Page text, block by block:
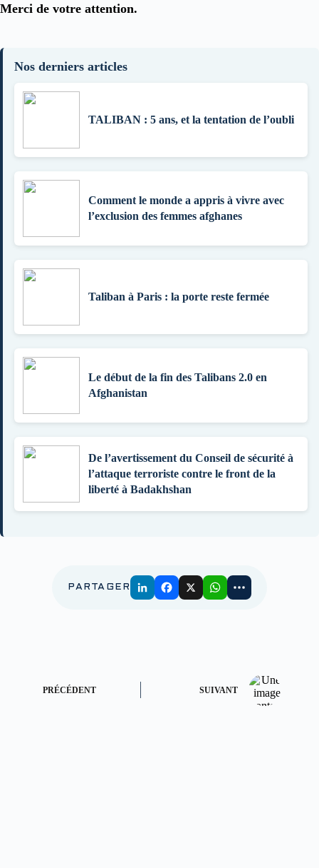
Merci de votre attention.
Nos derniers articles
TALIBAN : 5 ans, et la tentation de l’oubli
Comment le monde a appris à vivre avec
l’exclusion des femmes afghanes
Taliban à Paris : la porte reste fermée
Le début de la fin des Talibans 2.0 en
Afghanistan
De l’avertissement du Conseil de sécurité à
l’attaque terroriste contre le front de la
liberté à Badakhshan
PARTAGER
PRÉCÉDENT SUIVANT